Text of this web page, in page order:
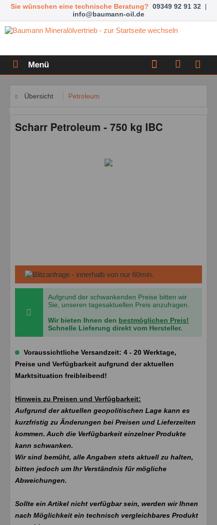
Sie wünschen eine technische Beratung? 09349 92 91 32 |
info@baumann-oil.de
Menü
Übersicht Petroleum
Scharr Petroleum - 750 kg IBC
Aufgrund der schwankenden Preise bitten wir
Sie, unseren tagesaktuellen Preis anzufragen.
Wir bieten Ihnen den bestmöglichen Preis!
Schnelle Lieferung direkt vom Hersteller.
Voraussichtliche Versandzeit: 4 - 20 Werktage,
Preise und Verfügbarkeit aufgrund der aktuellen
Marktsituation freibleibend!
Hinweis zu Preisen und Verfügbarkeit:
Aufgrund der aktuellen geopolitischen Lage kann es
kurzfristig zu Änderungen bei Preisen und Lieferzeiten
kommen. Auch die Verfügbarkeit einzelner Produkte
kann schwanken.
Wir sind bemüht, alle Angaben stets aktuell zu halten,
bitten jedoch um Ihr Verständnis für mögliche
Abweichungen.
Sollte ein Artikel nicht verfügbar sein, werden wir Ihnen
nach Möglichkeit ein technisch vergleichbares Produkt